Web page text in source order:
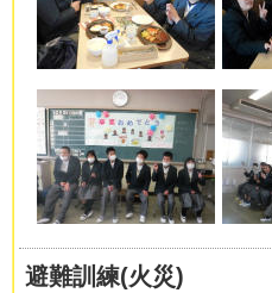
運動会を13日
2019年10月11日
令和2年度 入
2019年9月 2日
育友会夏祭り
避難訓練(火災)